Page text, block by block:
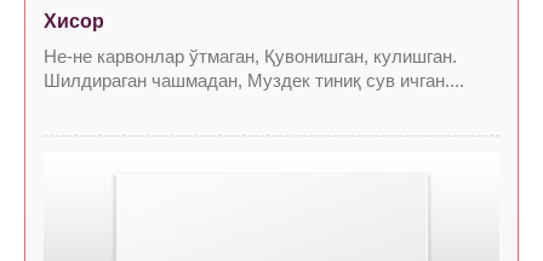
Хисор
Не-не карвонлар ўтмаган, Қувонишган, кулишган.
Шилдираган чашмадан, Муздек тиниқ сув ичган....